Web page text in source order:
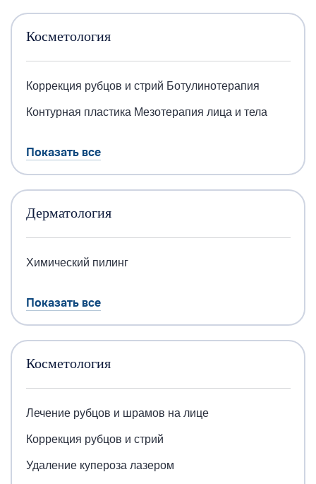
Косметология
Коррекция рубцов и стрий Ботулинотерапия
Контурная пластика Мезотерапия лица и тела
Показать все
Дерматология
Химический пилинг
Показать все
Косметология
Лечение рубцов и шрамов на лице
Коррекция рубцов и стрий
Удаление купероза лазером